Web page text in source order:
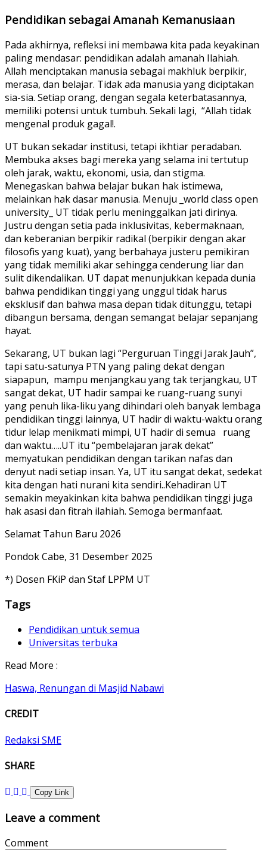
Pendidikan sebagai Amanah Kemanusiaan
Pada akhirnya, refleksi ini membawa kita pada keyakinan
paling mendasar: pendidikan adalah amanah Ilahiah.
Allah menciptakan manusia sebagai makhluk berpikir,
merasa, dan belajar. Tidak ada manusia yang diciptakan
sia-sia. Setiap orang, dengan segala keterbatasannya,
memiliki potensi untuk tumbuh. Sekali lagi, “Allah tidak
mengenal produk gagal!.
UT bukan sekadar institusi, tetapi ikhtiar peradaban.
Membuka akses bagi mereka yang selama ini tertutup
oleh jarak, waktu, ekonomi, usia, dan stigma.
Menegaskan bahwa belajar bukan hak istimewa,
melainkan hak dasar manusia. Menuju _world class open
university_ UT tidak perlu meninggalkan jati dirinya.
Justru dengan setia pada inklusivitas, kebermaknaan,
dan keberanian berpikir radikal (berpikir dengan akar
filosofis yang kuat), yang berbahaya justeru pemikiran
yang tidak memiliki akar sehingga cenderung liar dan
sulit dikendalikan. UT dapat menunjukkan kepada dunia
bahwa pendidikan tinggi yang unggul tidak harus
eksklusif dan bahwa masa depan tidak ditunggu, tetapi
dibangun bersama, dengan semangat belajar sepanjang
hayat.
Sekarang, UT bukan lagi “Perguruan Tinggi Jarak Jauh”,
tapi satu-satunya PTN yang paling dekat dengan
siapapun, mampu menjangkau yang tak terjangkau, UT
sangat dekat, UT hadir sampai ke ruang-ruang sunyi
yang penuh lika-liku yang dihindari oleh banyak lembaga
pendidikan tinggi lainnya, UT hadir di waktu-waktu orang
tidur lelap menikmati mimpi, UT hadir di semua ruang
dan waktu…..UT itu “pembelajaran jarak dekat”
memyatukan pendidikan dengan tarikan nafas dan
denyut nadi setiap insan. Ya, UT itu sangat dekat, sedekat
kita dengan hati nurani kita sendiri..Kehadiran UT
semakin meyakinkan kita bahwa pendidikan tinggi juga
hak asasi dan fitrah ilahiah. Semoga bermanfaat.
Selamat Tahun Baru 2026
Pondok Cabe, 31 Desember 2025
*) Dosen FKiP dan Staf LPPM UT
Tags
Pendidikan untuk semua
Universitas terbuka
Read More :
Haswa, Renungan di Masjid Nabawi
CREDIT
Redaksi SME
SHARE
Copy Link
Leave a comment
Comment